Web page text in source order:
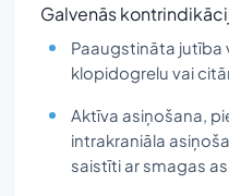
Galvenās
Paaugstināta jutība
klopidogrelu vai
Aktīva asiņošana,
intrakraniāla
saistīti ar smagas